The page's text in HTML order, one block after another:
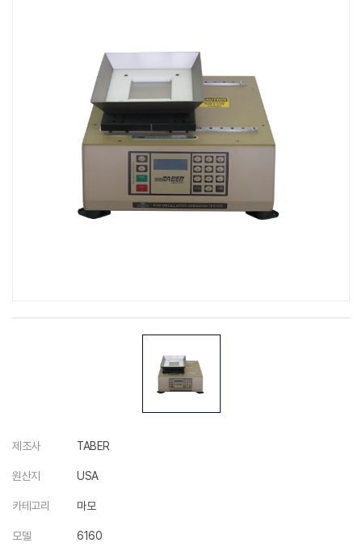
제조사 TABER
원산지 USA
카테고리 마모
모델 6160